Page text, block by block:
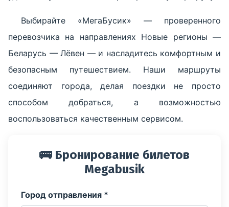
Выбирайте «МегаБусик» — проверенного
перевозчика на направлениях Новые регионы —
Беларусь — Лёвен — и насладитесь комфортным и
безопасным путешествием. Наши маршруты
соединяют города, делая поездки не просто
способом добраться, а возможностью
воспользоваться качественным сервисом.
🚌 Бронирование билетов
Megabusik
Город отправления *